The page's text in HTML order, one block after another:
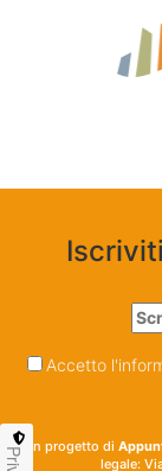
Accetto
Un progetto di
legale: